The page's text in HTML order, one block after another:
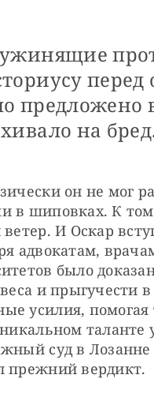
предложено
на
он не мог
в шиповках. К
И Оскар
адвокатам,
было
веса и прыгучести
усилия, помогая
таланте
суд в
прежний вердикт.